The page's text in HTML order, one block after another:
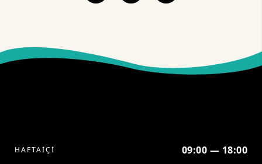
HAFTAİÇİ 09:00 — 18:00